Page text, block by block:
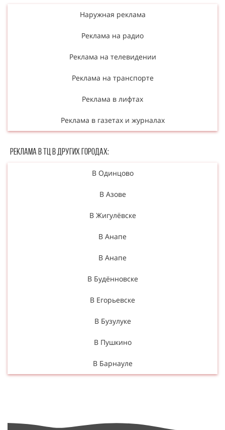
Наружная реклама
Реклама на радио
Реклама на телевидении
Реклама на транспорте
Реклама в лифтах
Реклама в газетах и журналах
Реклама в ТЦ в Других городах:
В Одинцово
В Азове
В Жигулёвске
В Анапе
В Анапе
В Будённовске
В Егорьевске
В Бузулуке
В Пушкино
В Барнауле